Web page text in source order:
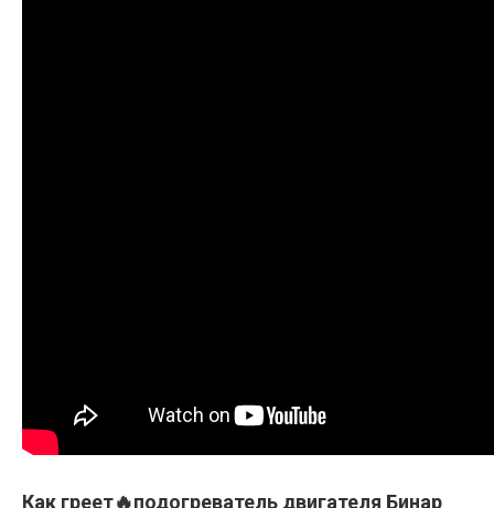
Как греет🔥подогреватель двигателя Бинар